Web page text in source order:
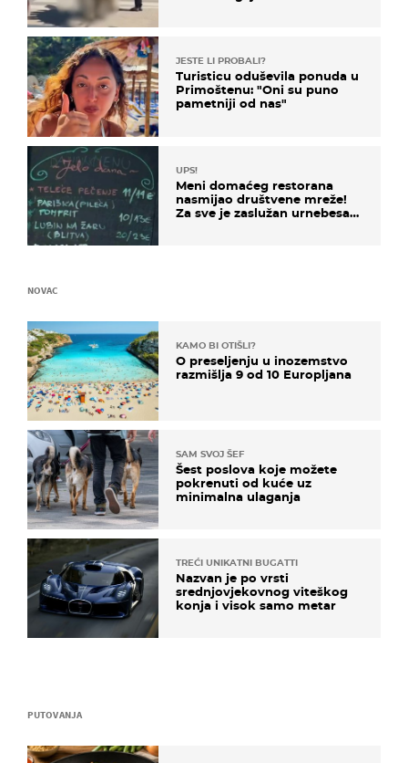
JESTE LI PROBALI?
Turisticu oduševila ponuda u
Primoštenu: "Oni su puno
pametniji od nas"
UPS!
Meni domaćeg restorana
nasmijao društvene mreže!
Za sve je zaslužan urnebesan
PUTOVANJA
NOVAC
KAMO BI OTIŠLI?
O preseljenju u inozemstvo
razmišlja 9 od 10 Europljana
SAM SVOJ ŠEF
Šest poslova koje možete
pokrenuti od kuće uz
minimalna ulaganja
TREĆI UNIKATNI BUGATTI
Nazvan je po vrsti
srednjovjekovnog viteškog
konja i visok samo metar